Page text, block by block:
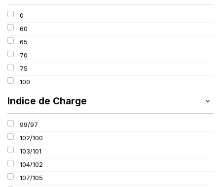
0
60
65
70
75
100
Indice de Charge
99/97
102/100
103/101
104/102
107/105